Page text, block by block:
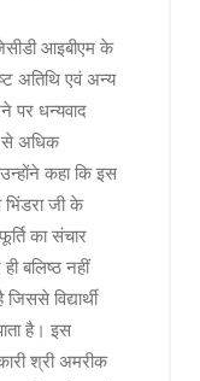
आइबीएम के
अतिथि एवं अन्य
पर धन्यवाद
से अधिक
कहा कि इस
जी के
का संचार
बलिष्ठ नहीं
विद्यार्थी
है। इस
श्री अमरीक